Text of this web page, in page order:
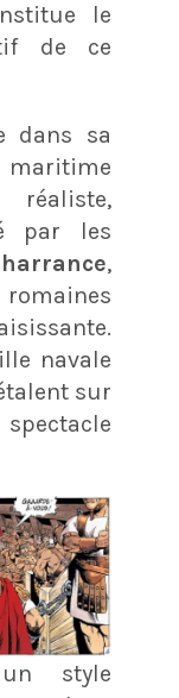
le
de ce
dans sa
par les
,
navale
sur
style